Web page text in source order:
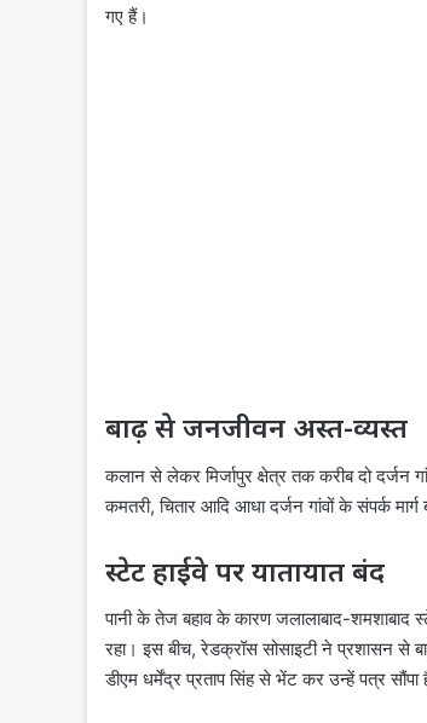
गए हैं।
बाढ़ से जनजीवन अस्त-व्यस्त
कलान से लेकर मिर्जापुर क्षेत्र तक करीब दो
कमतरी, चितार आदि आधा दर्जन गांवों के संपर्क
स्टेट हाईवे पर यातायात बंद
पानी के तेज बहाव के कारण जलालाबाद-शमशाबाद
रहा। इस बीच, रेडक्रॉस सोसाइटी ने प्रशासन से
डीएम धर्मेंद्र प्रताप सिंह से भेंट कर उन्हें पत्र